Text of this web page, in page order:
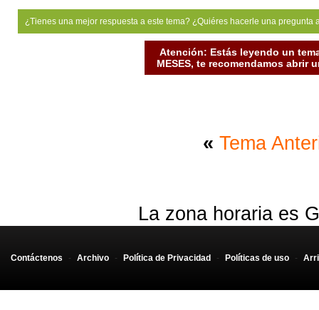
¿Tienes una mejor respuesta a este tema? ¿Quiéres hacerle una
Atención: Estás leyendo un
MESES, te recomendamos abrir
« Tema
La zona horaria es
Contáctenos - Archivo - Política de Privacidad - Políticas de uso -